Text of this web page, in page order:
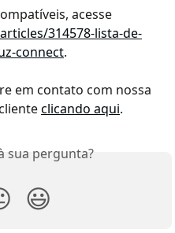
acesse
314578-lista-de-
connect.
em contato com nossa
clicando aqui.
sua pergunta?
😃